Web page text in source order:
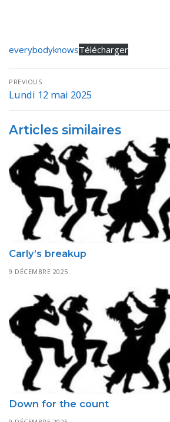
everybodyknowsTélécharger
Navigation
de
PREVIOUS
Previous
Lundi 12 mai 2025
Articles similaires
Carly’s breakup
9 DÉCEMBRE 2025
Down for the count